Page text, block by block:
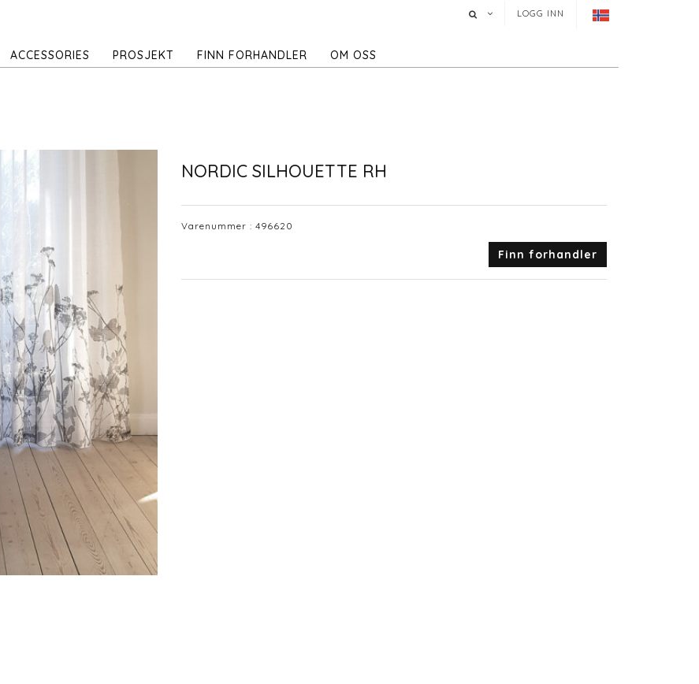
LOGG INN
ACCESSORIES PROSJEKT FINN FORHANDLER OM OSS
NORDIC SILHOUETTE RH
Varenummer : 496620
Finn forhandler